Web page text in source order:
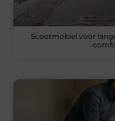
Scootmobiel voor